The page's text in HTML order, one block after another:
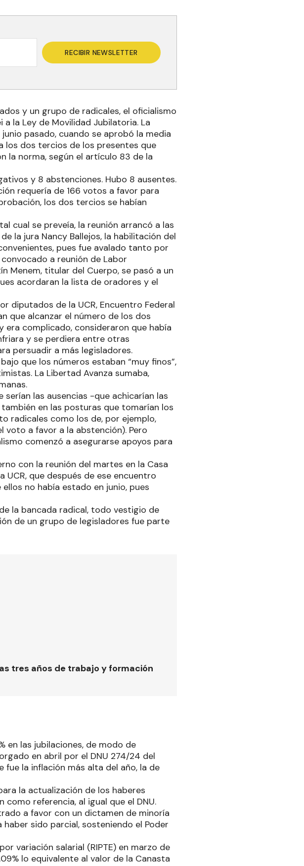
RECIBIR NEWSLETTER
y un grupo de radicales, el oficialismo
la Ley de Movilidad Jubilatoria. La
pasado, cuando se aprobó la media
los dos tercios de los presentes que
la norma, según el artículo 83 de la
y 8 abstenciones. Hubo 8 ausentes.
requería de 166 votos a favor para
los dos tercios se habían
cual se preveía, la reunión arrancó a las
la jura Nancy Ballejos, la habilitación del
pues fue avalado tanto por
a reunión de Labor
Menem, titular del Cuerpo, se pasó a un
acordaran la lista de oradores y el
diputados de la UCR, Encuentro Federal
que alcanzar el número de los dos
complicado, consideraron que había
y se perdiera entre otras
persuadir a más legisladores.
que los números estaban “muy finos”,
La Libertad Avanza sumaba,
las ausencias -que achicarían las
en las posturas que tomarían los
radicales como los de, por ejemplo,
voto a favor a la abstención). Pero
comenzó a asegurarse apoyos para
con la reunión del martes en la Casa
que después de ese encuentro
no había estado en junio, pues
la bancada radical, todo vestigio de
de un grupo de legisladores fue parte
tres años de trabajo y formación
en las jubilaciones, de modo de
en abril por el DNU 274/24 del
la inflación más alta del año, la de
la actualización de los haberes
referencia, al igual que el DNU.
a favor con un dictamen de minoría
sido parcial, sosteniendo el Poder
variación salarial (RIPTE) en marzo de
lo equivalente al valor de la Canasta